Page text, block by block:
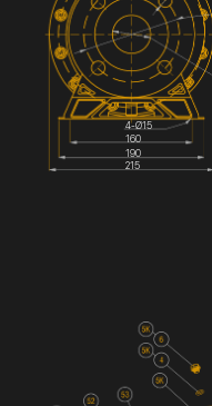
4-Ø15
160
190
215